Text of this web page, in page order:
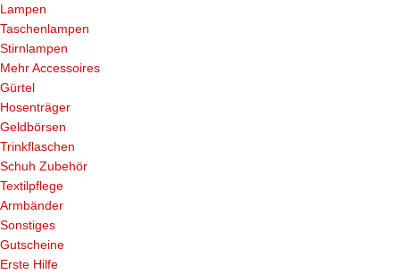
Lampen
Taschenlampen
Stirnlampen
Mehr Accessoires
Gürtel
Hosenträger
Geldbörsen
Trinkflaschen
Schuh Zubehör
Textilpflege
Armbänder
Sonstiges
Gutscheine
Erste Hilfe